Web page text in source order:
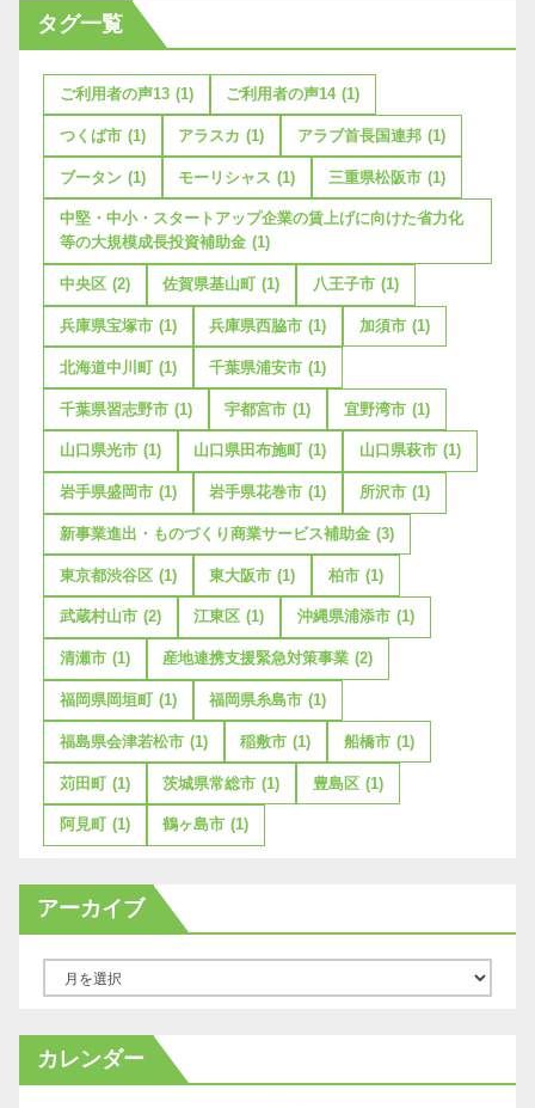
タグ一覧
ご利用者の声13 (1) ご利用者の声14 (1)
つくば市 (1) アラスカ (1) アラブ首長国連邦 (1)
ブータン (1) モーリシャス (1) 三重県松阪市 (1)
中堅・中小・スタートアップ企業の賃上げに向けた省力化
等の大規模成長投資補助金 (1)
中央区 (2) 佐賀県基山町 (1) 八王子市 (1)
兵庫県宝塚市 (1) 兵庫県西脇市 (1) 加須市 (1)
北海道中川町 (1) 千葉県浦安市 (1)
千葉県習志野市 (1) 宇都宮市 (1) 宜野湾市 (1)
山口県光市 (1) 山口県田布施町 (1) 山口県萩市 (1)
岩手県盛岡市 (1) 岩手県花巻市 (1) 所沢市 (1)
新事業進出・ものづくり商業サービス補助金 (3)
東京都渋谷区 (1) 東大阪市 (1) 柏市 (1)
武蔵村山市 (2) 江東区 (1) 沖縄県浦添市 (1)
清瀬市 (1) 産地連携支援緊急対策事業 (2)
福岡県岡垣町 (1) 福岡県糸島市 (1)
福島県会津若松市 (1) 稲敷市 (1) 船橋市 (1)
苅田町 (1) 茨城県常総市 (1) 豊島区 (1)
阿見町 (1) 鶴ヶ島市 (1)
アーカイブ
カ
イ
カレンダー